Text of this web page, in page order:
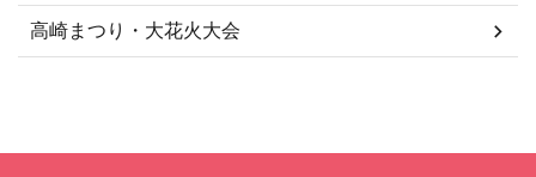
高崎まつり・大花火大会